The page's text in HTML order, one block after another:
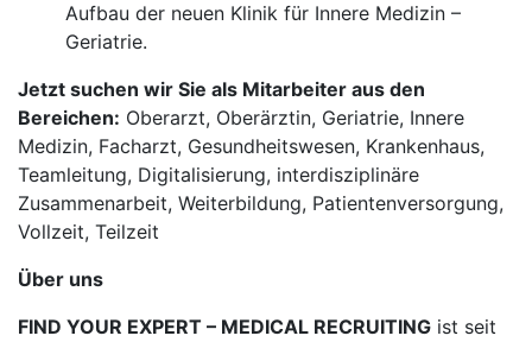
Aufbau der neuen Klinik für Innere Medizin –
Geriatrie.
Jetzt suchen wir Sie als Mitarbeiter aus den
Bereichen: Oberarzt, Oberärztin, Geriatrie, Innere
Medizin, Facharzt, Gesundheitswesen, Krankenhaus,
Teamleitung, Digitalisierung, interdisziplinäre
Zusammenarbeit, Weiterbildung, Patientenversorgung,
Vollzeit, Teilzeit
Über uns
FIND YOUR EXPERT – MEDICAL RECRUITING ist seit